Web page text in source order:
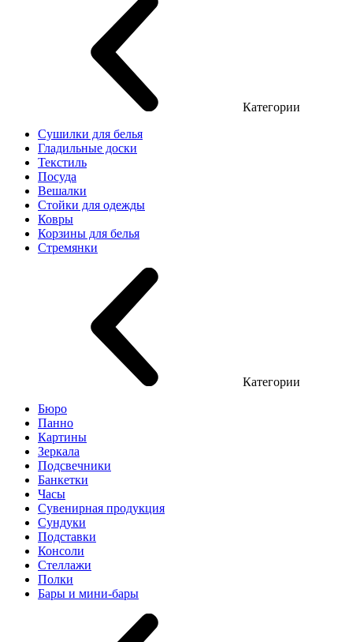
Категории
Сушилки для белья
Гладильные доски
Текстиль
Посуда
Вешалки
Стойки для одежды
Ковры
Корзины для белья
Стремянки
Категории
Бюро
Панно
Картины
Зеркала
Подсвечники
Банкетки
Часы
Сувенирная продукция
Сундуки
Подставки
Консоли
Стеллажи
Полки
Бары и мини-бары